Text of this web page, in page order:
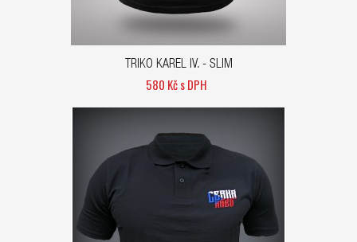
TRIKO KAREL IV. - SLIM
580 Kč s DPH